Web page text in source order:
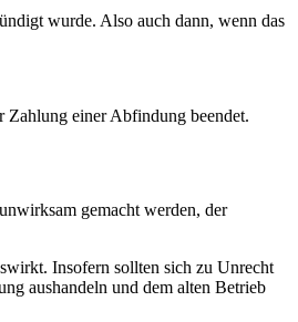
wurde. Also auch dann, wenn das
Zahlung einer Abfindung beendet.
gemacht werden, der
Insofern sollten sich zu Unrecht
aushandeln und dem alten Betrieb